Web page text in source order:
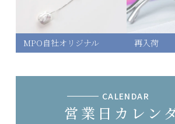
MPO自社オリジナル 再入荷
CALENDAR
営業日カレン